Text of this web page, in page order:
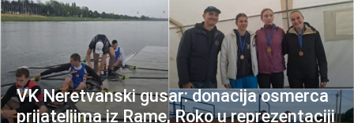
VK Neretvanski gusar: donacija osmerca
prijateljima iz Rame, Roko u reprezentaciji